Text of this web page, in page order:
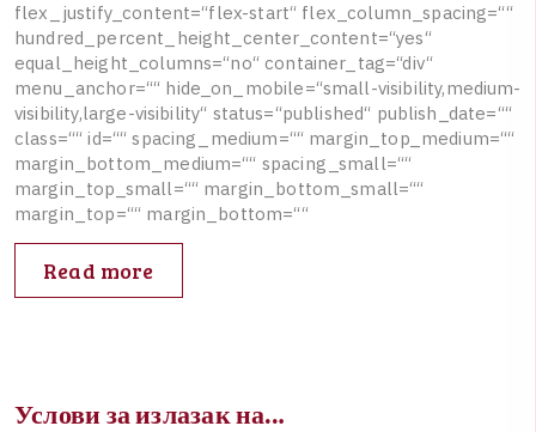
flex justify_ content=“flex-start“ flex column _spacing=““
hundred percent height center_ content=“yes“
equal_ height columns=“no“ container_ tag=“div“
menu anchor=““ hide_on mobile=“small-visibility,medium-
visibility,large-visibility“ status=“published“ publish date=““
class=““ id=““ spacing medium=““ margin top_ medium=““
margin bottom medium=““ spacing small=““
margin top small=““ margin bottom _small=““
margin top=““ margin bottom=““
Read more
Услови за излазак на…